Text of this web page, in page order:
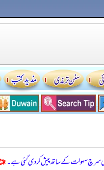
سرچ سہولت کے ساتھ پیش کر دی گئی ہے۔